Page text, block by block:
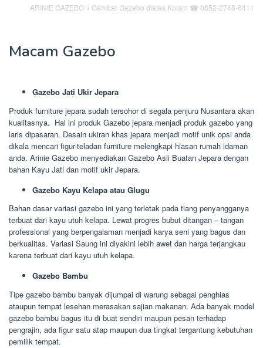
ARINIE GAZEBO √ Gambar Gazebo diatas Kolam ☎ 0852-2748-6411
Macam Gazebo
Gazebo Jati Ukir Jepara
Produk furniture jepara sudah tersohor di segala penjuru Nusantara akan
kualitasnya. Hal ini produk Gazebo jepara menjadi produk gazebo yang
laris dipasaran. Desain ukiran khas jepara menjadi motif unik opsi anda
dikala mencari figur-teladan furniture melengkapi hiasan rumah idaman
anda. Arinie Gazebo menyediakan Gazebo Asli Buatan Jepara dengan
bahan Kayu Jati dan motif ukir Jepara.
Gazebo Kayu Kelapa atau Glugu
Bahan dasar variasi gazebo ini yang terletak pada tiang penyangganya
terbuat dari kayu utuh kelapa. Lewat progres bubut ditangan – tangan
professional yang berpengalaman menjadi karya seni yang bagus dan
berkualitas. Variasi Saung ini diyakini lebih awet dan harga terjangkau
karena terbuat dari kayu utuh kelapa.
Gazebo Bambu
Tipe gazebo bambu banyak dijumpai di warung sebagai penghias
ataupun tempat lesehan merasakan sajian makanan. Ada banyak model
gazebo bambu bagus itu di buat sendiri maupun pesan terhadap
pengrajin, ada figur satu atap maupun dua tingkat tergantung kebutuhan
pemilik tempat.